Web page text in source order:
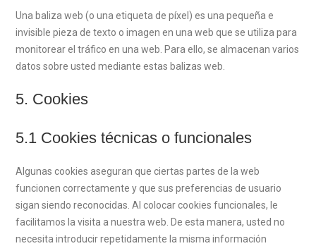
Una baliza web (o una etiqueta de píxel) es una pequeña e
invisible pieza de texto o imagen en una web que se utiliza para
monitorear el tráfico en una web. Para ello, se almacenan varios
datos sobre usted mediante estas balizas web.
5. Cookies
5.1 Cookies técnicas o funcionales
Algunas cookies aseguran que ciertas partes de la web
funcionen correctamente y que sus preferencias de usuario
sigan siendo reconocidas. Al colocar cookies funcionales, le
facilitamos la visita a nuestra web. De esta manera, usted no
necesita introducir repetidamente la misma información